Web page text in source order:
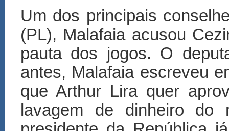
Um dos principais
(PL), Malafaia acusou
pauta dos jogos. O
antes, Malafaia escreveu
que Arthur Lira quer
lavagem de dinheiro do